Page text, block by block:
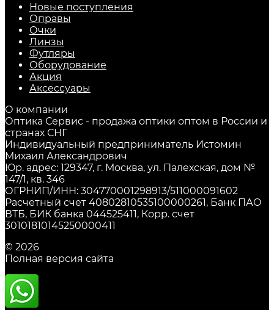
Новые поступления
Оправы
Очки
Линзы
Футляры
Оборудование
Акция
Аксессуары
О компании
Оптика Сервис - продажа оптики оптом в России и
странах СНГ
Индивидуальный предприниматель Истомин
Михаил Александрович
Юр. адрес: 129347, г. Москва, ул. Палехская, дом №
147/1, кв. 346
ОГРНИП/ИНН: 304770001298913/511000091602
Расчетный счет 40802810535100000261, Банк ПАО
ВТБ, БИК банка 044525411, Корр. счет
30101810145250000411
© 2026
Полная версия сайта